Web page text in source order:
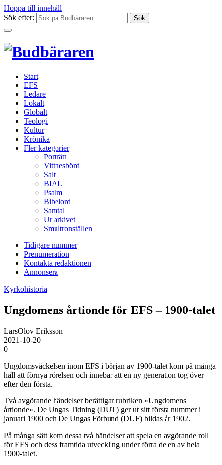
Hoppa till innehåll
Sök efter:
Start
EFS
Ledare
Lokalt
Globalt
Teologi
Kultur
Krönika
Fler kategorier
Porträtt
Vittnesbörd
Salt
BIAL
Psalm
Bibelord
Samtal
Ur arkivet
Smultronställen
Tidigare nummer
Prenumeration
Kontakta redaktionen
Annonsera
Kyrkohistoria
Ungdomens årtionde för EFS – 1900-talet
LarsOlov Eriksson
2021-10-20
0
Ungdomsväckelsen inom EFS i början av 1900-talet kom på många
håll att förnya rörelsen och innebar att en ny generation tog över
efter den första.
Två avgörande händelser berättigar rubriken »Ungdomens
årtionde«. De Ungas Tidning (DUT) ger ut sitt första nummer i
januari 1900 och De Ungas Förbund (DUF) bildas år 1902.
På många sätt kom dessa två händelser att spela en avgörande roll
för EFS och dess framtida utveckling under förra delen av hela
1900-talet.